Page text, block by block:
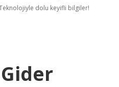
dolu keyifli bilgiler!